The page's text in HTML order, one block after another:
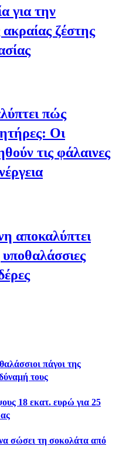
για την
ζέστης
πώς
Οι
τις φάλαινες
αποκαλύπτει
πάγοι της
τους
18 εκατ. ευρώ για 25
σώσει τη σοκολάτα από